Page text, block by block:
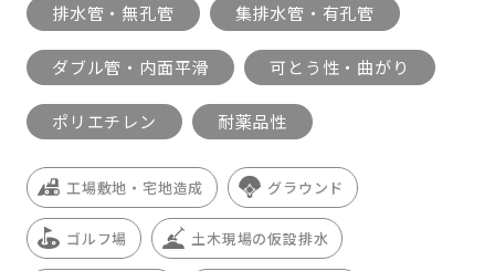
排水管・無孔管 集排水管・有孔管
ダブル管・内面平滑 可とう性・曲がり
ポリエチレン 耐薬品性
工場敷地・宅地造成 グラウンド
ゴルフ場 土木現場の仮設排水